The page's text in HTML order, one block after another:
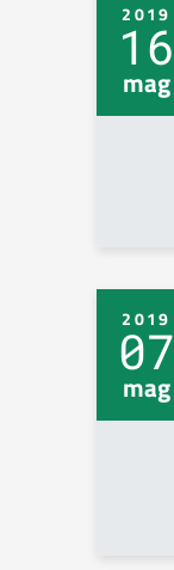
2019
16
mag
2019
07
mag